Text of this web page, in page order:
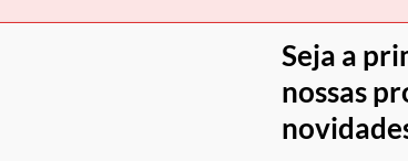
Não foram encontrados produtos correspondentes à
Seja a
nossas